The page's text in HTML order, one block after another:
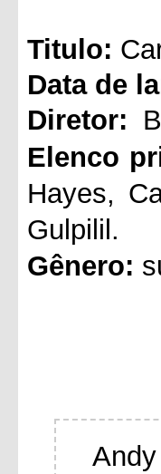
Titulo:
Data de
Diretor:
Elenco
Hayes,
Gulpilil.
Gênero: